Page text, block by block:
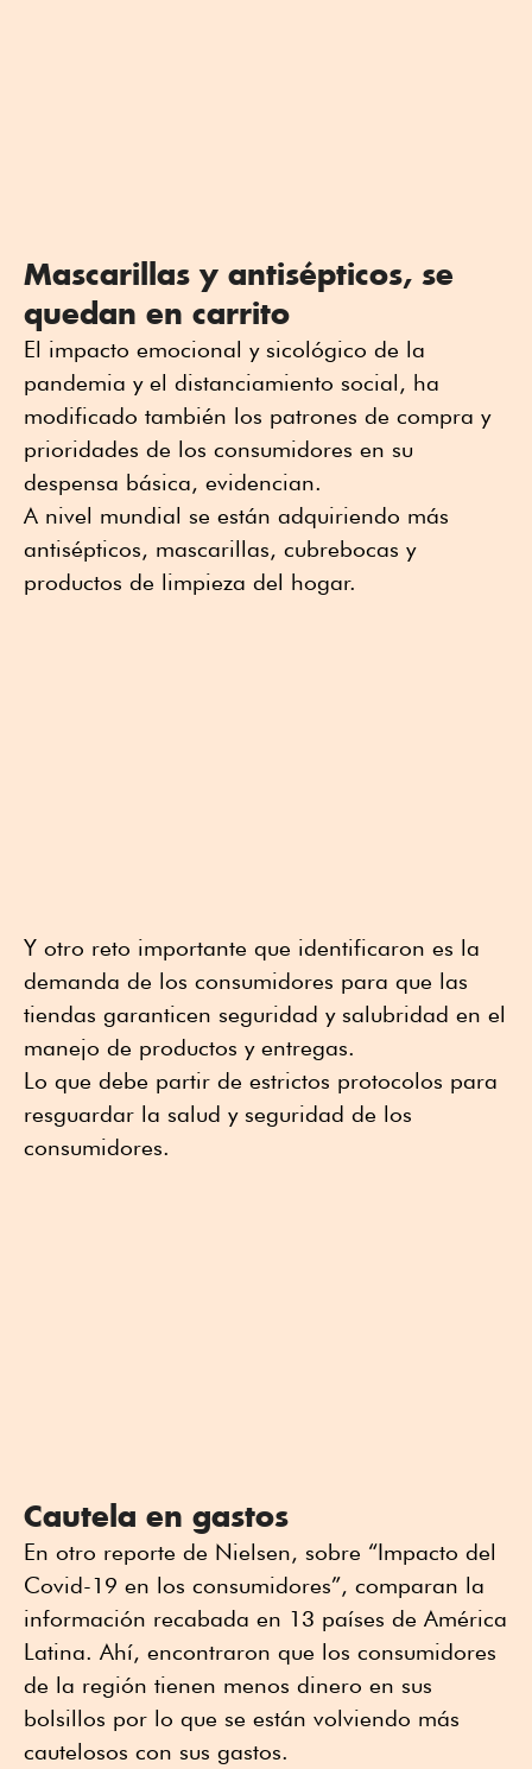
Mascarillas y antisépticos, se
quedan en carrito
El impacto emocional y sicológico de la
pandemia y el distanciamiento social, ha
modificado también los patrones de compra y
prioridades de los consumidores en su
despensa básica, evidencian.
A nivel mundial se están adquiriendo más
antisépticos, mascarillas, cubrebocas y
productos de limpieza del hogar.
Y otro reto importante que identificaron es la
demanda de los consumidores para que las
tiendas garanticen seguridad y salubridad en el
manejo de productos y entregas.
Lo que debe partir de estrictos protocolos para
resguardar la salud y seguridad de los
consumidores.
Cautela en gastos
En otro reporte de Nielsen, sobre “Impacto del
Covid-19 en los consumidores”, comparan la
información recabada en 13 países de América
Latina. Ahí, encontraron que los consumidores
de la región tienen menos dinero en sus
bolsillos por lo que se están volviendo más
cautelosos con sus gastos.